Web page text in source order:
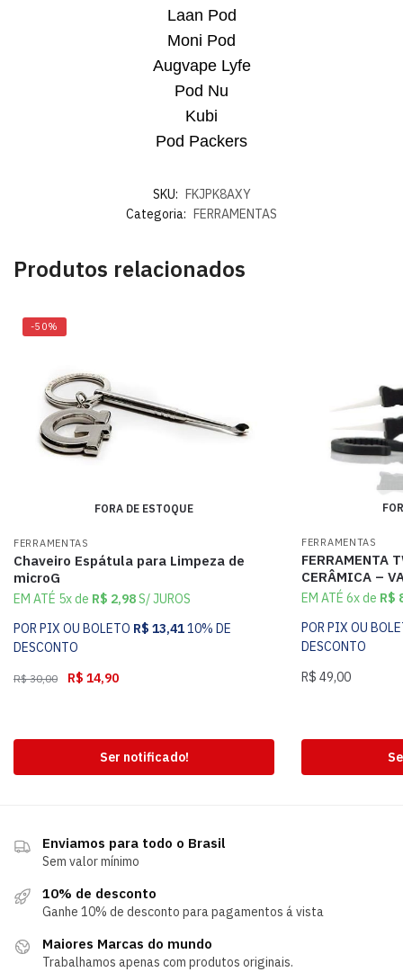
Laan Pod
Moni Pod
Augvape Lyfe
Pod Nu
Kubi
Pod Packers
SKU:
FKJPK8AXY
Categoria:
FERRAMENTAS
Produtos relacionados
-50%
FORA DE ESTOQUE
FERRAMENTAS
Chaveiro Espátula para Limpeza de
microG
EM ATÉ 5x de R$ 2,98S/ JUROS
POR PIX OU BOLETO R$ 13,4110% DE
DESCONTO
R$30,00 R$ 14,90
Ser notificado!
FERRAMENTAS
FERRAMENTA
CERÂMICA –
EM ATÉ 6x de R$
POR PIX OU
DESCONTO
R$ 49,00
Enviamos para todo o Brasil
Sem valor mínimo
10% de desconto
Ganhe 10% de desconto para pagamentos á vista
Maiores Marcas do mundo
Trabalhamos apenas com produtos originais.